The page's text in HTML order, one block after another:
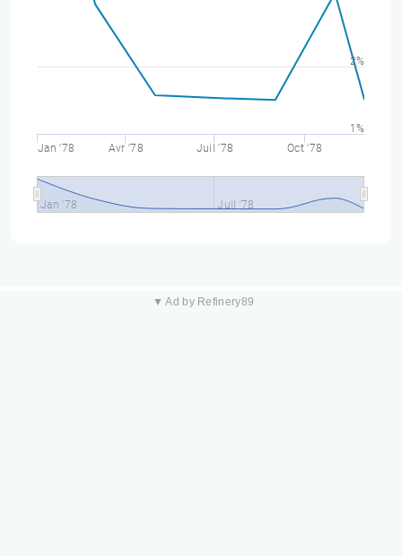
Jan '78 Avr '78 Juil '78 Oct '78
Jan '78 Juil '78
1%
2%
▼ Ad by Refinery89